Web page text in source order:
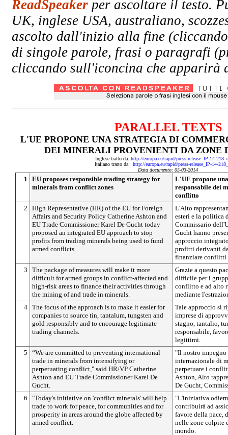
ReadSpeaker per ascoltare il testo.
UK, inglese USA, australiano,
ascolto dall'inizio alla fine
di singole parole, frasi o paragrafi
cliccando sull'iconcina che apparirà
PARALLEL TEXTS
L'UE PROPONE UNA STRATEGIA DI
DEI MINERALI PROVENIENTI DA ZONE
Inglese tratto da: http://europa.eu/rapid/press-release_IP-14-
Italiano tratto da: http://europa.eu/rapid/press-release_IP-14-
Data documento: 05-03-2014
1
EU proposes responsible trading strategy for
minerals from conflict zones
L'UE propone
responsabile dei
conflitto
2
High Representative (HR) of the EU for Foreign
Affairs and Security Policy Catherine Ashton and
EU Trade Commissioner Karel De Gucht today
proposed an integrated EU approach to stop
profits from trading minerals being used to fund
armed conflicts.
L'Alto
esteri e la politica
Commissario
Gucht hanno
approccio
profitti derivanti
finanziare conflitti
3
The package of measures will make it more
difficult for armed groups in conflict-affected and
high-risk areas to finance their activities through
the mining of and trade in minerals.
Grazie a questo
difficile per i
conflitto e ad alto
mediante
4 The focus of the approach is to make it easier for
companies to source tin, tantalum, tungsten and
gold responsibly and to encourage legitimate
trading channels.
Tale approccio si
imprese di
stagno, tantalio,
responsabile,
legittimi.
5
“We are committed to preventing international
trade in minerals from intensifying or
perpetuating conflict," said HR/VP Catherine
Ashton and EU Trade Commissioner Karel De
Gucht.
"Il nostro impegno
internazionale di
perpetuare i
Ashton, Alto
De Gucht,
6
"Today's initiative on 'conflict minerals' will help
trade to work for peace, for communities and for
prosperity in areas around the globe affected by
armed conflict.
"L'iniziativa
contribuirà ad
favore della pace,
nelle zone colpite
mondo.